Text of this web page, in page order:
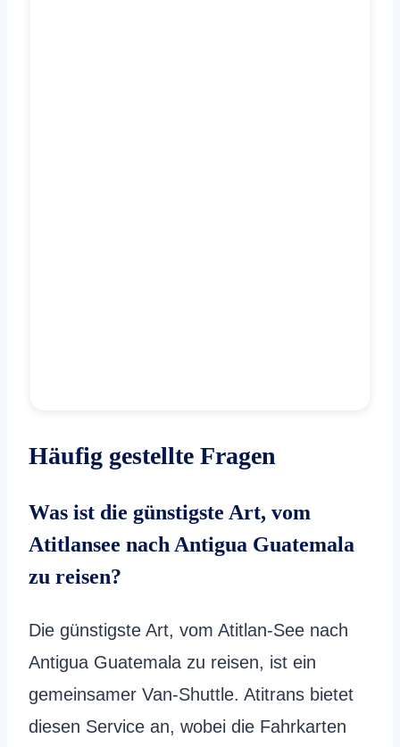
Häufig gestellte Fragen
Was ist die günstigste Art, vom
Atitlansee nach Antigua Guatemala
zu reisen?
Die günstigste Art, vom Atitlan-See nach
Antigua Guatemala zu reisen, ist ein
gemeinsamer Van-Shuttle. Atitrans bietet
diesen Service an, wobei die Fahrkarten